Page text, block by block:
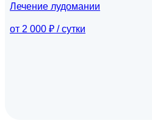
Лечение лудомании
от 2 000 ₽ / сутки